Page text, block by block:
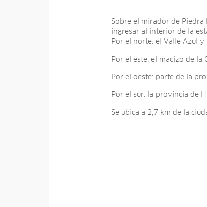
Sobre el mirador de Piedra
ingresar al interior de la
Por el norte: el Valle Azul
Por el este: el macizo de
Por el oeste: parte de la
Por el sur: la provincia de
Se ubica a 2,7 km de la